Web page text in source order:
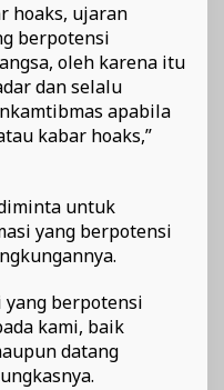
hoaks, ujaran
berpotensi
oleh karena itu
dan selalu
apabila
kabar hoaks,”
untuk
yang berpotensi
yang berpotensi
kami, baik
datang